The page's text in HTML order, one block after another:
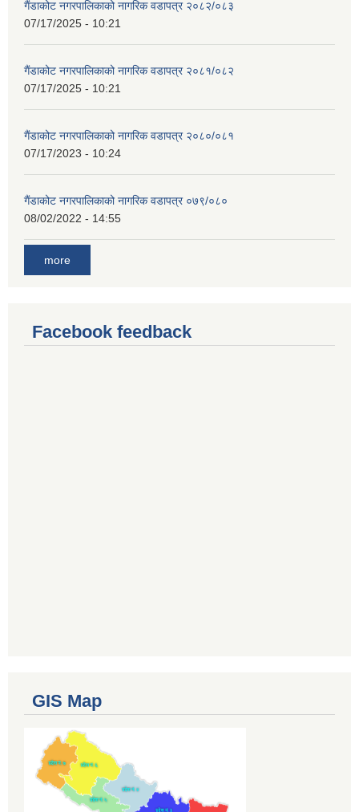
गैंडाकोट नगरपालिकाको नागरिक वडापत्र २०८२/०८३
07/17/2025 - 10:21
गैंडाकोट नगरपालिकाको नागरिक वडापत्र २०८१/०८२
07/17/2025 - 10:21
गैंडाकोट नगरपालिकाको नागरिक वडापत्र २०८०/०८१
07/17/2023 - 10:24
गैंडाकोट नगरपालिकाको नागरिक वडापत्र ०७९/०८०
08/02/2022 - 14:55
more
Facebook feedback
GIS Map